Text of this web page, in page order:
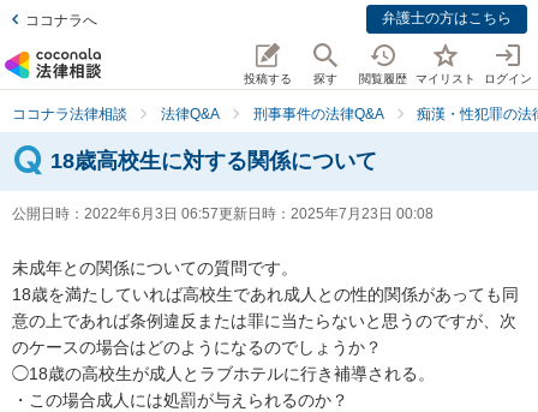
ココナラへ 弁護士の方はこちら
投稿する 探す 閲覧履歴 マイリスト ログイン
ココナラ法律相談 法律Q&A 刑事事件の法律Q&A 痴漢・性犯罪の法
18歳高校生に対する関係について
公開日時： 2022年6月3日 06:57更新日時： 2025年7月23日 00:08
未成年との関係についての質問です。
18歳を満たしていれば高校生であれ成人との性的関係があっても同
意の上であれば条例違反または罪に当たらないと思うのですが、次
のケースの場合はどのようになるのでしょうか？
◯18歳の高校生が成人とラブホテルに行き補導される。
・この場合成人には処罰が与えられるのか？